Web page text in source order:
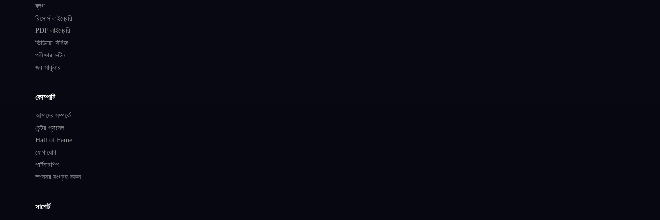
ব্লগ
রিসোর্স লাইব্রেরি
PDF লাইব্রেরি
ভিডিয়ো সিরিজ
পরীক্ষার রুটিন
জব সার্কুলার
কোম্পানি
আমাদের সম্পর্কে
মেন্টর প্যানেল
Hall of Fame
যোগাযোগ
পার্টনারশিপ
স্পনসর সংগ্রহ করুন
সাপোর্ট